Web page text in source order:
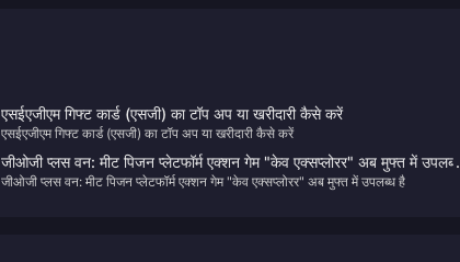
एसईएजीएम गिफ्ट कार्ड (एसजी) का टॉप अप या खरीदारी कैसे करें
एसईएजीएम गिफ्ट कार्ड (एसजी) का टॉप अप या खरीदारी कैसे करें
जीओजी प्लस वन: मीट पिजन प्लेटफॉर्म एक्शन गेम "केव एक्सप्लोरर" अब मुफ्त में उपलब्ध
है
जीओजी प्लस वन: मीट पिजन प्लेटफॉर्म एक्शन गेम "केव एक्सप्लोरर" अब मुफ्त में उपलब्ध है